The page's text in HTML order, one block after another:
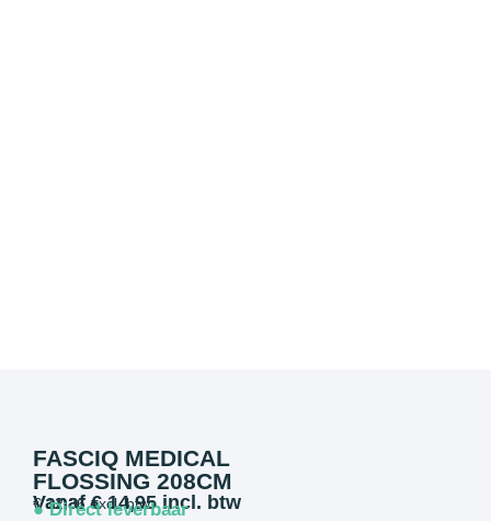
FASCIQ MEDICAL
FLOSSING 208CM
Vanaf€14,95incl. btw
€12,36excl. btw
● Direct leverbaar